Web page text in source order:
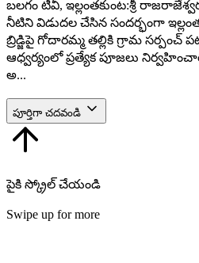
బలగం టీవీ, ఇల్లంతకుంట:శ్రీ
నీటిని విడుదల చేసిన సందర్భంగా
బ్రిడ్జిపై గోదారమ్మ తల్లికి గ్రామ సర్పంచ్
ఆధ్వర్యంలో ప్రత్యేక పూజలు
అ...
పూర్తిగా చదవండి
పైకి స్క్రోల్ చేయండి
Swipe up for more